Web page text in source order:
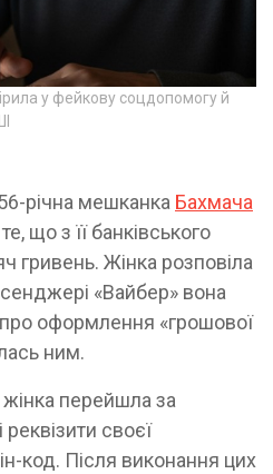
у фейкову соцдопомогу й
річна мешканка Бахмача
що з її банківського
гривень. Жінка розповіла
«Вайбер» вона
оформлення «грошової
ним.
перейшла за
своєї
код. Після виконання цих